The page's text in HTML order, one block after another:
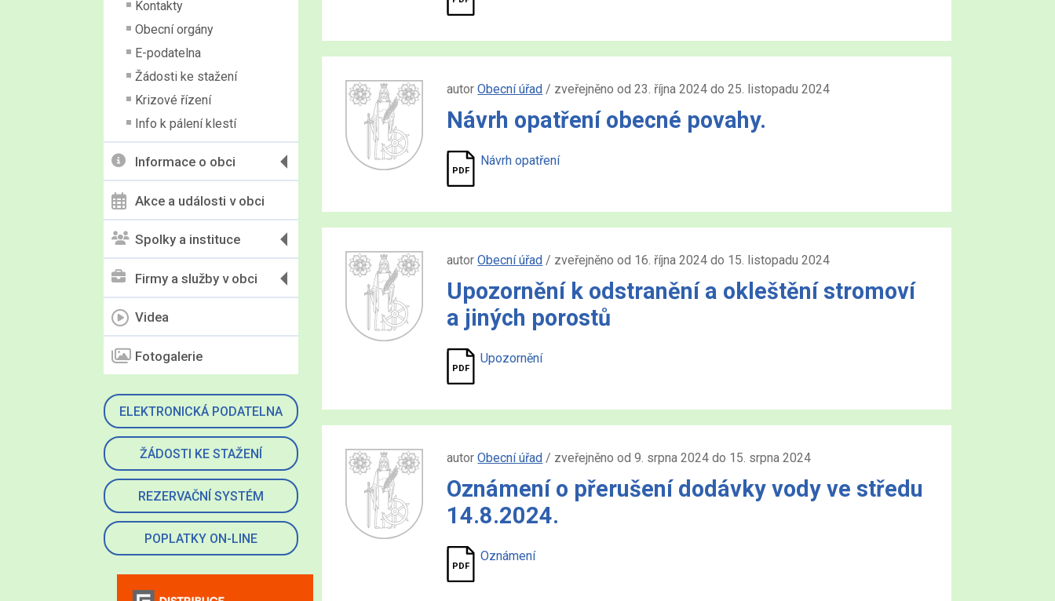
Kontakty
Obecní orgány
E-podatelna
Žádosti ke stažení
Krizové řízení
Info k pálení klestí
Informace o obci
Akce a události v obci
Spolky a instituce
Firmy a služby v obci
Videa
Fotogalerie
ELEKTRONICKÁ PODATELNA
ŽÁDOSTI KE STAŽENÍ
REZERVAČNÍ SYSTÉM
POPLATKY ON-LINE
autorObecní úřad / zveřejněno od 23. října 2024 do 25. listopadu 2024
Návrh opatření obecné povahy.
Návrh opatření
autorObecní úřad / zveřejněno od 16. října 2024 do 15. listopadu 2024
Upozornění k odstranění a okleštění stromoví
a jiných porostů
Upozornění
autorObecní úřad / zveřejněno od 9. srpna 2024 do 15. srpna 2024
Oznámení o přerušení dodávky vody ve středu
14.8.2024.
Oznámení